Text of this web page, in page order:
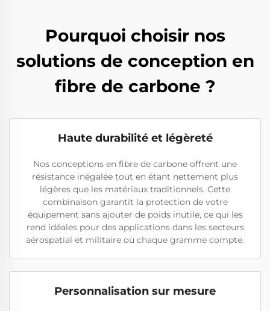
Pourquoi choisir nos
solutions de conception en
fibre de carbone ?
Haute durabilité et légèreté
Nos conceptions en fibre de carbone offrent une
résistance inégalée tout en étant nettement plus
légères que les matériaux traditionnels. Cette
combinaison garantit la protection de votre
équipement sans ajouter de poids inutile, ce qui les
rend idéales pour des applications dans les secteurs
aérospatial et militaire où chaque gramme compte.
Personnalisation sur mesure